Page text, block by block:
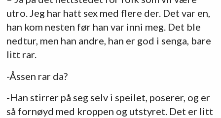
utro. Jeg har hatt sex med flere der. Det var en,
han kom nesten før han var inni meg. Det ble
nedtur, men han andre, han er god i senga, bare
litt rar.
-Åssen rar da?
-Han stirrer på seg selv i speilet, poserer, og er
så fornøyd med kroppen og utstyret. Det er litt